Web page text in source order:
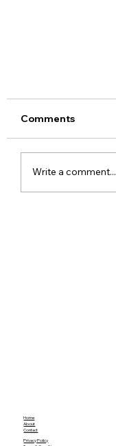
Comments
Write a comment...
Home
About
Contact
Privacy Policy